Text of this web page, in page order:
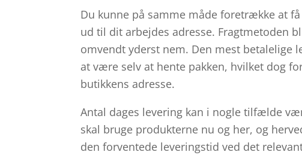
Du kunne på samme måde foretrække at
ud til dit arbejdes adresse. Fragtmetoden
omvendt yderst nem. Den mest betalelige
at være selv at hente pakken, hvilket dog
butikkens adresse.
Antal dages levering kan i nogle tilfælde
skal bruge produkterne nu og her, og
den forventede leveringstid ved det